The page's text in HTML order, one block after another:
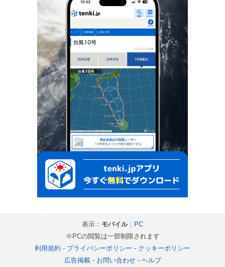
表示： モバイル｜ PC
※PCの閲覧は一部制限されます
利用規約 - プライバシーポリシー - クッキーポリシー
広告掲載- お問い合わせ- ヘルプ